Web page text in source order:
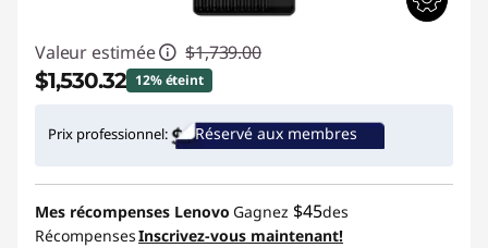
Valeur estimée $1,739.00
$1,530.32 12% éteint
Économies instantanées :-$208.68
Prix professionnel: Réservé aux membres
Mes récompenses Lenovo Gagnez $45des
RécompensesInscrivez-vous maintenant!